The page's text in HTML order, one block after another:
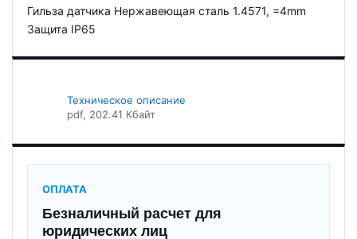
Гильза датчика Нержавеющая сталь 1.4571, =4mm
Защита IP65
Техническое описание
pdf, 202.41 Кбайт
ОПЛАТА
Безналичный расчет для
юридических лиц